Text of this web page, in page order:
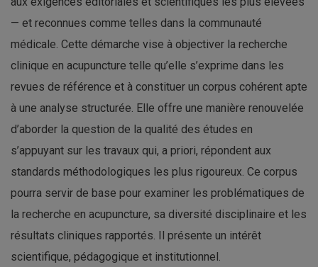
— et reconnues comme telles dans la communauté
médicale. Cette démarche vise à objectiver la recherche
clinique en acupuncture telle qu’elle s’exprime dans les
revues de référence et à constituer un corpus cohérent apte
à une analyse structurée. Elle offre une manière renouvelée
d’aborder la question de la qualité des études en
s’appuyant sur les travaux qui, a priori, répondent aux
standards méthodologiques les plus rigoureux. Ce corpus
pourra servir de base pour examiner les problématiques de
la recherche en acupuncture, sa diversité disciplinaire et les
résultats cliniques rapportés. Il présente un intérêt
scientifique, pédagogique et institutionnel.